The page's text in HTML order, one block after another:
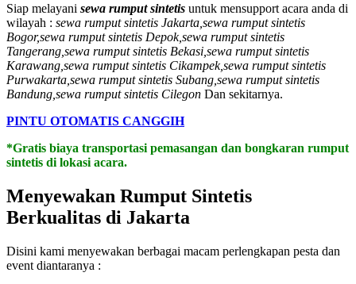
Siap melayani sewa rumput sintetis untuk mensupport acara anda di
wilayah : sewa rumput sintetis Jakarta,sewa rumput sintetis
Bogor,sewa rumput sintetis Depok,sewa rumput sintetis
Tangerang,sewa rumput sintetis Bekasi,sewa rumput sintetis
Karawang,sewa rumput sintetis Cikampek,sewa rumput sintetis
Purwakarta,sewa rumput sintetis Subang,sewa rumput sintetis
Bandung,sewa rumput sintetis Cilegon Dan sekitarnya.
PINTU OTOMATIS CANGGIH
*Gratis biaya transportasi pemasangan dan bongkaran rumput
sintetis di lokasi acara.
Menyewakan Rumput Sintetis
Berkualitas di Jakarta
Disini kami menyewakan berbagai macam perlengkapan pesta dan
event diantaranya :